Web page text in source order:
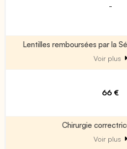
-
Lentilles remboursées par la
Voir plus
66 €
Chirurgie
Voir plus